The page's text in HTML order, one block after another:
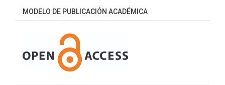
MODELO DE PUBLICACIÓN ACADÉMICA